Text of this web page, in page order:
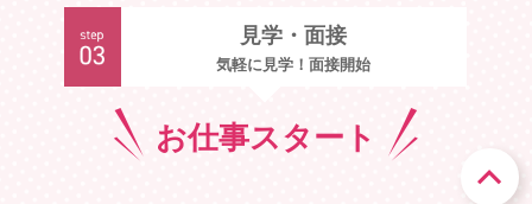
見学・面接
気軽に見学！面接開始
お仕事スタート